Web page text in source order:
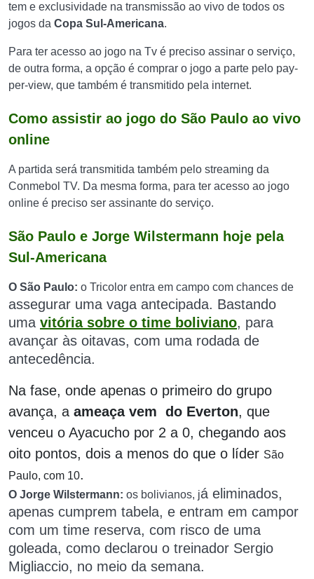
tem e exclusividade na transmissão ao vivo de todos os
jogos da Copa Sul-Americana.
Para ter acesso ao jogo na Tv é preciso assinar o serviço,
de outra forma, a opção é comprar o jogo a parte pelo pay-
per-view, que também é transmitido pela internet.
Como assistir ao jogo do São Paulo ao vivo
online
A partida será transmitida também pelo streaming da
Conmebol TV. Da mesma forma, para ter acesso ao jogo
online é preciso ser assinante do serviço.
São Paulo e Jorge Wilstermann hoje pela
Sul-Americana
O São Paulo: o Tricolor entra em campo com chances de
assegurar uma vaga antecipada. Bastando
uma vitória sobre o time boliviano, para
avançar às oitavas, com uma rodada de
antecedência.
Na fase, onde apenas o primeiro do grupo
avança, a ameaça vem do Everton, que
venceu o Ayacucho por 2 a 0, chegando aos
oito pontos, dois a menos do que o líder São
Paulo, com 10.
O Jorge Wilstermann: os bolivianos, já eliminados,
apenas cumprem tabela, e entram em campor
com um time reserva, com risco de uma
goleada, como declarou o treinador Sergio
Migliaccio, no meio da semana.